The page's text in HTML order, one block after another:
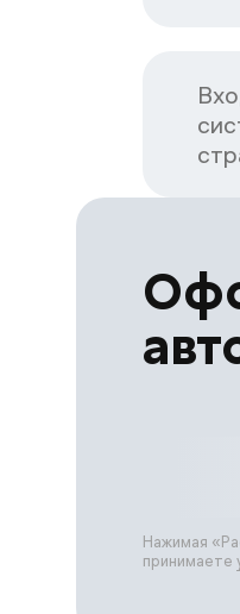
Нажимая «
принимаете